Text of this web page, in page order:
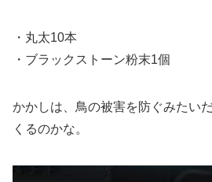
・丸太10本
・ブラックストーン粉末1個
かかしは、鳥の被害を防ぐみたい
くるのかな。